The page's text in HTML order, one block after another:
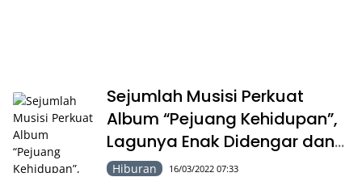
Sejumlah Musisi Perkuat
Album “Pejuang Kehidupan”,
Lagunya Enak Didengar dan
Menginspirasi
Hiburan 16/03/2022 07:33